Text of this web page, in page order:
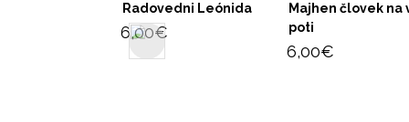
Radovedni Leónida
6,00€
Majhen človek na
poti
6,00€